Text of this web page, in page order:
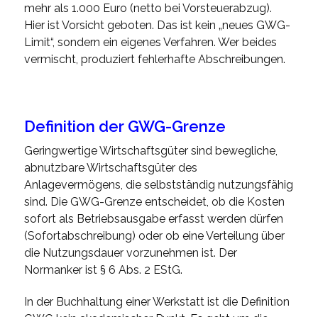
mehr als 1.000 Euro (netto bei Vorsteuerabzug).
Hier ist Vorsicht geboten. Das ist kein „neues GWG-
Limit“, sondern ein eigenes Verfahren. Wer beides
vermischt, produziert fehlerhafte Abschreibungen.
Definition der GWG-Grenze
Geringwertige Wirtschaftsgüter sind bewegliche,
abnutzbare Wirtschaftsgüter des
Anlagevermögens, die selbstständig nutzungsfähig
sind. Die GWG-Grenze entscheidet, ob die Kosten
sofort als Betriebsausgabe erfasst werden dürfen
(Sofortabschreibung) oder ob eine Verteilung über
die Nutzungsdauer vorzunehmen ist. Der
Normanker ist § 6 Abs. 2 EStG.
In der Buchhaltung einer Werkstatt ist die Definition